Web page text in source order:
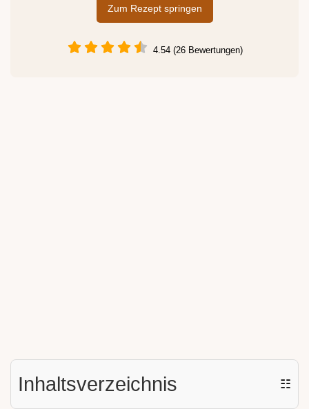
Zum Rezept springen
4.54 (26 Bewertungen)
Inhaltsverzeichnis ☷